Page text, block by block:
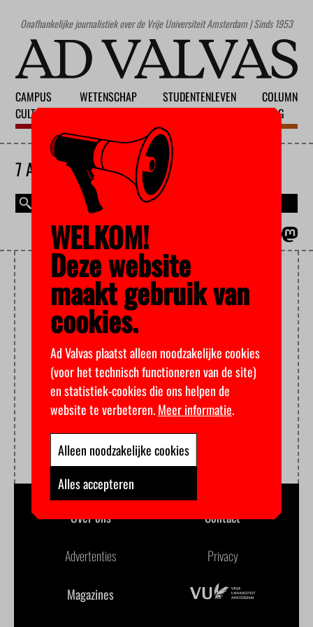
Onafhankelijke journalistiek over de Vrije Universiteit Amsterdam | Sinds 1953
CAMPUS
CULTUUR
WETENSCHAP
STUDENTENLEVEN
COLUMN
BLOG
7 AUGUSTUS 2026
PRIJS
Over ons Contact
Advertenties Privacy
Magazines
WELKOM!
Deze website
maakt gebruik van
cookies.
Ad Valvas plaatst alleen noodzakelijke cookies
(voor het technisch functioneren van de site)
en statistiek-cookies die ons helpen de
website te verbeteren.Meer informatie.
Alleen noodzakelijke cookies
Alles accepteren